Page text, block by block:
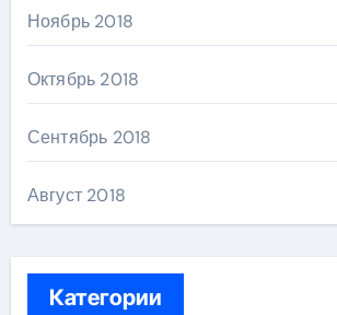
Ноябрь 2018
Октябрь 2018
Сентябрь 2018
Август 2018
Категории